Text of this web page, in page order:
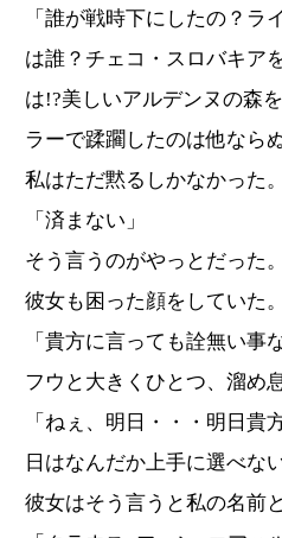
「誰が戦時下にしたの？ラ
は誰？チェコ・スロバキア
は!?美しいアルデンヌの森
ラーで蹂躙したのは他なら
私はただ黙るしかなかった。
「済まない」
そう言うのがやっとだった。
彼女も困った顔をしていた。
「貴方に言っても詮無い事
フウと大きくひとつ、溜め
「ねぇ、明日・・・明日貴
日はなんだか上手に選べない
彼女はそう言うと私の名前